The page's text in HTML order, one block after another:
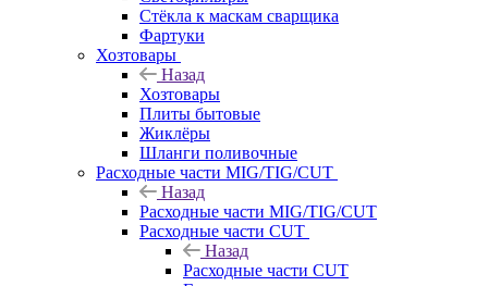
Стёкла к маскам сварщика
Фартуки
Хозтовары
Назад
Хозтовары
Плиты бытовые
Жиклёры
Шланги поливочные
Расходные части MIG/TIG/CUT
Назад
Расходные части MIG/TIG/CUT
Расходные части CUT
Назад
Расходные части CUT